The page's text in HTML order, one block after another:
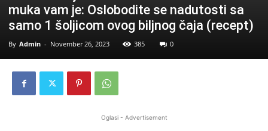
muka vam je: Oslobodite se nadutosti sa
samo 1 šoljicom ovog biljnog čaja (recept)
By Admin - November 26, 2023 385 0
Oglasi - Advertisement